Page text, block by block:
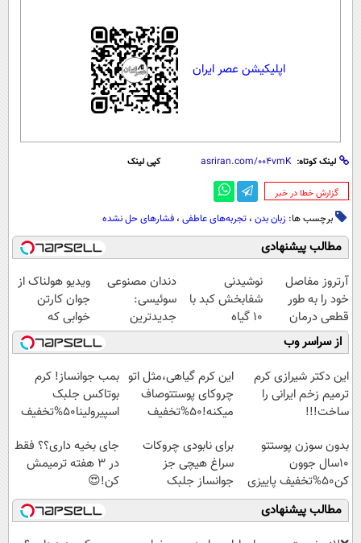
اپلیکیشن عصر ایران
لینک کوتاه: کپی لینک
‌گزارش خطا در خبر
برچسب ها: زبان بدن ، تجربه‌های عاطفی ، فشارهای حل نشده
مطالب پیشنهادی
آرتروز مفاصل
خود را به طور
قطعی درمان
کنید!
◗پرسش‌نامه◖
نوشیدنی
شفابخش کبد با
10 گیاه
موثر(تخفیف تا
امشب)
دندان مصنوعی
سوئیسی:
جدیدترین
فناوری اروپا،
سبک و مقاوم |
پرداخت قسطی
ویدیو هولناک از
جوان کارتن
خوابی که
میلیاردر شد.
آموزش رایگان
از سراسر وب
این دکتر شیرازی کرم
ترمیم زخم ایرانی را
ساخت!!!
این کرم گیاهی،مثل اتو
چروکای پوستتوصاف
میکنه!50%تخفیف
بمب جوانساز! کرم
بوتاکس جلبک
اسپیرولینا50%تخفیف
بدون سوزن پوستتو
10سال جوون
کن50%تخفیف پاییزی
برای نابودی چروکات
سراغ هیچی جز
جوانساز جلبک
نرو(تخفیف40%)
جای بخیه داری؟؟ فقط
در 3 هفته ترمیمش
کن!😍
مطالب پیشنهادی